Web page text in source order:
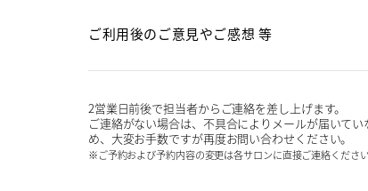
ご利用後のご意見やご感想 等
2営業日前後で担当者からご連絡を差し上げます。
ご連絡がない場合は、不具合によりメールが届いて
め、大変お手数ですが再度お問い合わせください。
※ご予約および予約内容の変更は各サロンに直接ご連絡ください